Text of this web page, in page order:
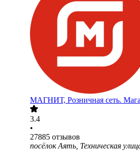
МАГНИТ, Розничная сеть.
3.4
•
27885 отзывов
посёлок Аять, Техническая